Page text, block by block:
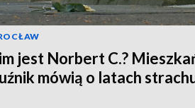
jest Norbert C.?
mówią o latach